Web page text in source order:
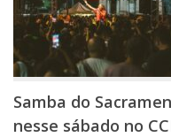
Samba do
nesse sábado no